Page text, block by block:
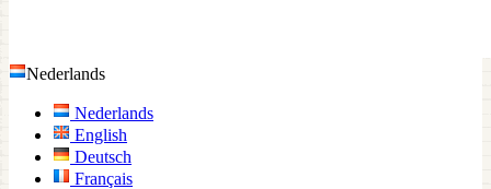
Nederlands
Nederlands
English
Deutsch
Français